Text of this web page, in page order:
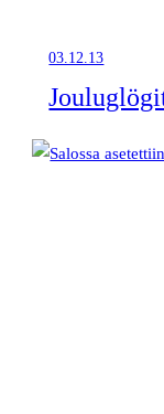
03.12.13